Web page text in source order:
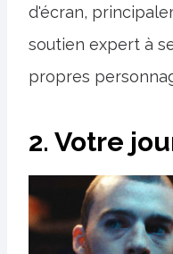
d'écran,
soutien expert à
propres
2. Votre